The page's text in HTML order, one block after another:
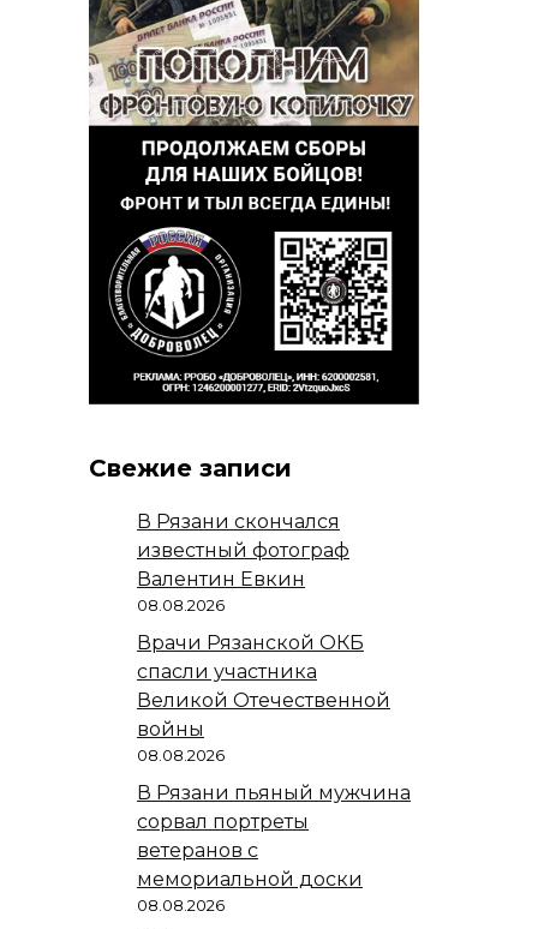
Свежие записи
В Рязани скончался
известный фотограф
Валентин Евкин
08.08.2026
Врачи Рязанской ОКБ
спасли участника
Великой Отечественной
войны
08.08.2026
В Рязани пьяный мужчина
сорвал портреты
ветеранов с
мемориальной доски
08.08.2026